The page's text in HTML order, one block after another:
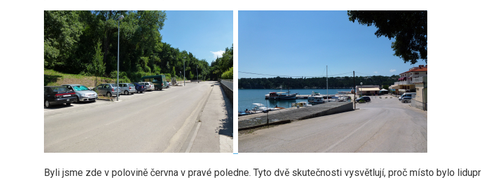
Byli jsme zde v polovině června v pravé poledne. Tyto dvě skutečnosti vysvětlují, proč místo bylo